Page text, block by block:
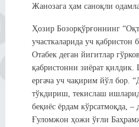
Жанозага ҳам саноқли
Ҳозир Бозорқўрғоннинг
участкаларида уч қабристон
Отабек деган йигитлар
қабристонни зиёрат қилдик.
ергача уч чақирим йўл бор.
тўкдириш, текислаш
беқиёс ёрдам кўрсатмоқда,
Ғуломжон ҳожи ўғли